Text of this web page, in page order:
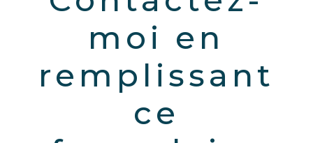
moi en
remplissant
ce